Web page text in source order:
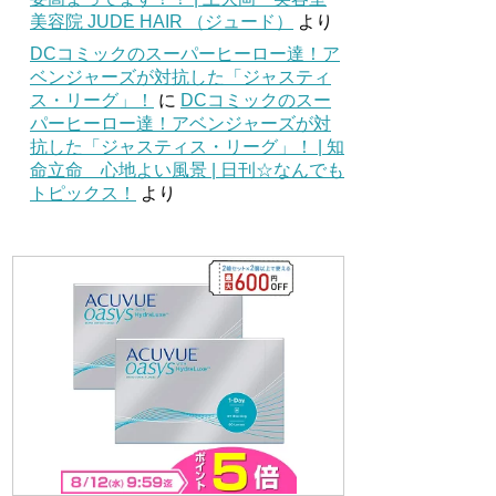
美容院 JUDE HAIR （ジュード）
より
DCコミックのスーパーヒーロー達！ア
ベンジャーズが対抗した「ジャスティ
ス・リーグ」！
に DCコミックのスー
パーヒーロー達！アベンジャーズが対
抗した「ジャスティス・リーグ」！ | 知
命立命 心地よい風景 | 日刊☆なんでも
トピックス！
より